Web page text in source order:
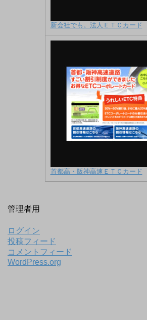
新会社でも。法人ＥＴＣカード
首都高・阪神高速ＥＴＣカード
管理者用
ログイン
投稿フィード
コメントフィード
WordPress.org